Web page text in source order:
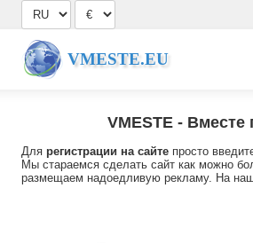
VMESTE.EU
VMESTE- Вместе
Для регистрации на сайте просто
Мы стараемся сделать сайт как можно
размещаем надоедливую рекламу. На